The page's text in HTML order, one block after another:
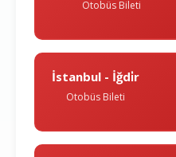
Otobüs Bileti
İstanbul - İğdi̇r
Otobüs Bileti